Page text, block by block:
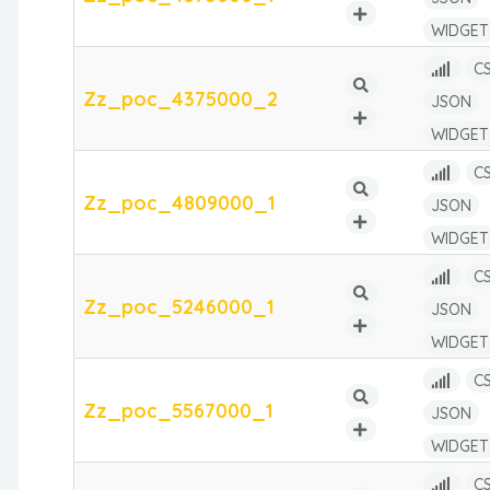
WIDGET
Zz_poc_4375000_2
JSON
WIDGET
Zz_poc_4809000_1
JSON
WIDGET
Zz_poc_5246000_1
JSON
WIDGET
Zz_poc_5567000_1
JSON
WIDGET